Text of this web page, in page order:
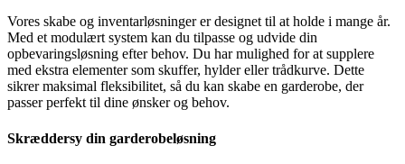
Vores skabe og inventarløsninger er designet til at holde i mange år.
Med et modulært system kan du tilpasse og udvide din
opbevaringsløsning efter behov. Du har mulighed for at supplere
med ekstra elementer som skuffer, hylder eller trådkurve. Dette
sikrer maksimal fleksibilitet, så du kan skabe en garderobe, der
passer perfekt til dine ønsker og behov.
Skræddersy din garderobeløsning